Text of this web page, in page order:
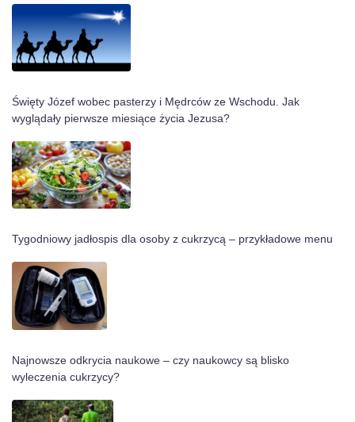
Święty Józef wobec pasterzy i Mędrców ze Wschodu. Jak
wyglądały pierwsze miesiące życia Jezusa?
Tygodniowy jadłospis dla osoby z cukrzycą – przykładowe menu
Najnowsze odkrycia naukowe – czy naukowcy są blisko
wyleczenia cukrzycy?